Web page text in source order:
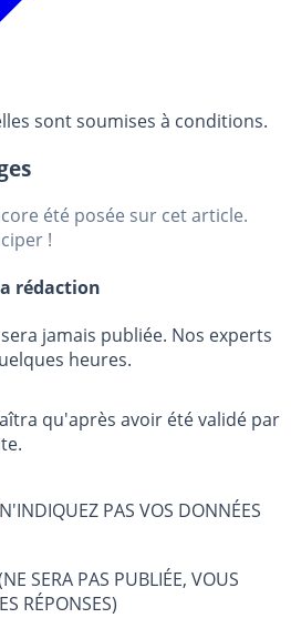
sont soumises à conditions.
été posée sur cet article.
!
rédaction
jamais publiée. Nos experts
heures.
qu'après avoir été validé par
PAS VOS DONNÉES
SERA PAS PUBLIÉE, VOUS
RÉPONSES)